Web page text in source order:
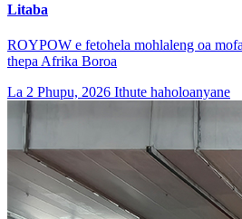
Litaba
ROYPOW e fetohela mohlaleng oa
thepa Afrika Boroa
La 2 Phupu, 2026 Ithute haholoanyane